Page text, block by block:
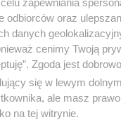
Dugina, a
w tym użyciem
sojuszniczych i
oraz
danych
cenimy Twoją
Zgoda jest
się w lewym
ale masz
na tej witrynie.